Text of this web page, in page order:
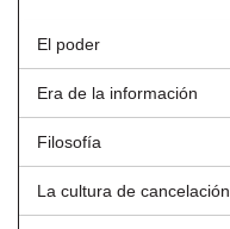
El poder
Era de la información
Filosofía
La cultura de cancelación